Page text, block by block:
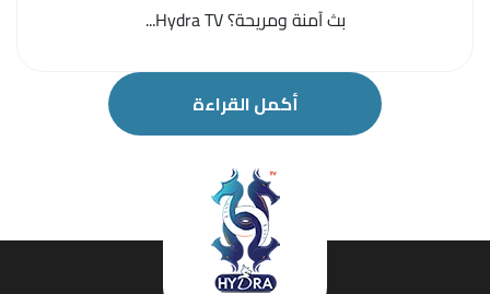
بث آمنة ومريحة؟ Hydra TV...
أكمل القراءة